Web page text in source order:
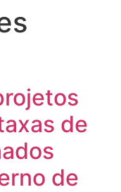
de
de